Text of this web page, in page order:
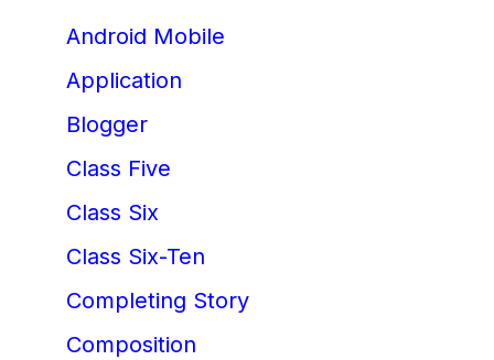
Android Mobile
Application
Blogger
Class Five
Class Six
Class Six-Ten
Completing Story
Composition